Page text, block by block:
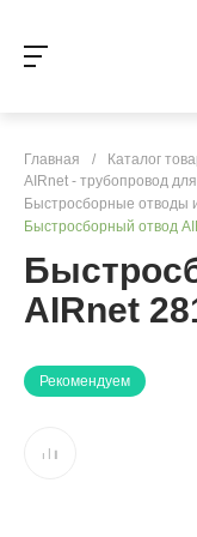
Главная / Каталог
AIRnet - трубопровод
Быстросборные отводы
Быстросборный отвод
AIRnet
Рекомендуем